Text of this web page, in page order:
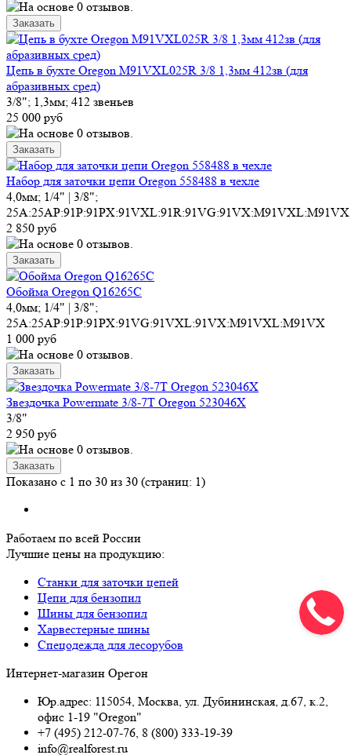
Цепь в бухте Oregon M91VXL025R 3/8 1,3мм 412зв (для
абразивных сред)
3/8"; 1,3мм; 412 звеньев
25 000 руб
Набор для заточки цепи Oregon 558488 в чехле
4,0мм; 1/4" | 3/8";
25A:25AP:91P:91PX:91VXL:91R:91VG:91VX:M91VXL:M91VX
2 850 руб
Обойма Oregon Q16265C
4,0мм; 1/4" | 3/8";
25A:25AP:91P:91PX:91VG:91VXL:91VX:M91VXL:M91VX
1 000 руб
Звездочка Powermate 3/8-7T Oregon 523046X
3/8"
2 950 руб
Показано с 1 по 30 из 30 (страниц: 1)
Работаем по всей России
Лучшие цены на продукцию:
Станки для заточки цепей
Цепи для бензопил
Шины для бензопил
Харвестерные шины
Спецодежда для лесорубов
Интернет-магазин Орегон
Юр.адрес: 115054, Москва, ул. Дубининская, д.67, к.2,
офис 1-19 "Oregon"
+7 (495) 212-07-76, 8 (800) 333-19-39
info@realforest.ru